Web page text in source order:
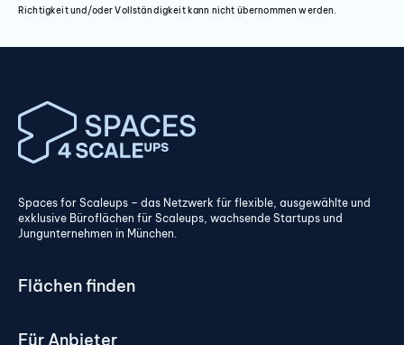
Richtigkeit und/oder Vollständigkeit kann nicht übernommen werden.
Spaces for Scaleups – das Netzwerk für flexible, ausgewählte und
exklusive Büroflächen für Scaleups, wachsende Startups und
Jungunternehmen in München.
Flächen finden
Für Anbieter